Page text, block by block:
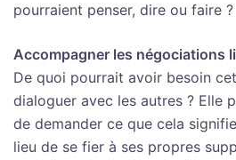
pourraient penser, dire ou faire ?
Accompagner les négociations
De quoi pourrait avoir besoin
dialoguer avec les autres ? Elle
de demander ce que cela
lieu de se fier à ses propres